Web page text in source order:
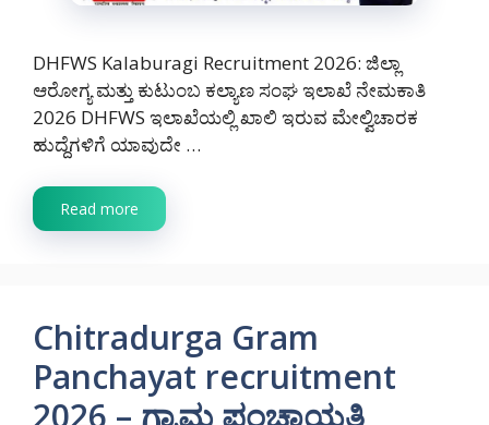
DHFWS Kalaburagi Recruitment 2026: ಜಿಲ್ಲಾ
ಆರೋಗ್ಯ ಮತ್ತು ಕುಟುಂಬ ಕಲ್ಯಾಣ ಸಂಘ ಇಲಾಖೆ ನೇಮಕಾತಿ
2026 DHFWS ಇಲಾಖೆಯಲ್ಲಿ ಖಾಲಿ ಇರುವ ಮೇಲ್ವಿಚಾರಕ
ಹುದ್ದೆಗಳಿಗೆ ಯಾವುದೇ …
Read more
Chitradurga Gram
Panchayat recruitment
2026 – ಗ್ರಾಮ ಪಂಚಾಯತಿ